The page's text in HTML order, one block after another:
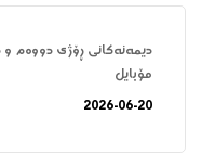
دیمەنەکانی ڕۆژی دووەم
مۆبایل
2026-06-20